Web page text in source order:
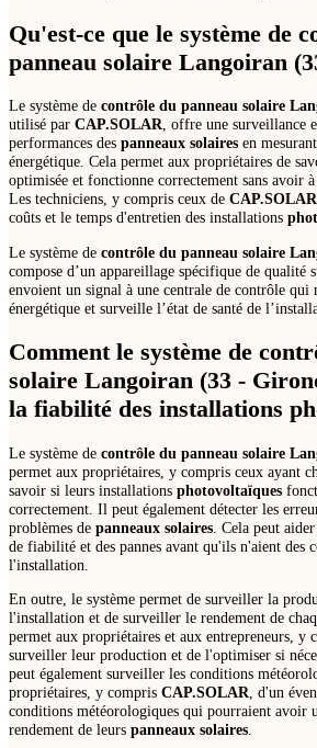
Qu'est-ce que le système de
panneau solaire Langoiran
Le système de contrôle du panneau solaire
utilisé par CAP.SOLAR, offre une surveillance
performances des panneaux solaires en
énergétique. Cela permet aux propriétaires de
optimisée et fonctionne correctement sans avoir
Les techniciens, y compris ceux de CAP.SOLAR
coûts et le temps d'entretien des installations
Le système de contrôle du panneau solaire
compose d’un appareillage spécifique de qualité
envoient un signal à une centrale de contrôle qui
énergétique et surveille l’état de santé de
Comment le système de
solaire Langoiran (33 -
la fiabilité des installations
Le système de contrôle du panneau solaire
permet aux propriétaires, y compris ceux ayant
savoir si leurs installations photovoltaïques
correctement. Il peut également détecter les
problèmes de panneaux solaires . Cela peut
de fiabilité et des pannes avant qu'ils n'aient des
l'installation.
En outre, le système permet de surveiller la
l'installation et de surveiller le rendement de
permet aux propriétaires et aux entrepreneurs, y
surveiller leur production et de l'optimiser si
peut également surveiller les conditions
propriétaires, y compris CAP.SOLAR, d'un
conditions météorologiques qui pourraient avoir
rendement de leurs panneaux solaires.